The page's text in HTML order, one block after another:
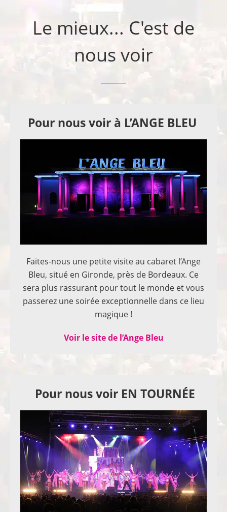
Le mieux... C'est de
nous voir
Pour nous voir à L’ANGE BLEU
Faites-nous une petite visite au cabaret l’Ange
Bleu, situé en Gironde, près de Bordeaux. Ce
sera plus rassurant pour tout le monde et vous
passerez une soirée exceptionnelle dans ce lieu
magique !
Voir le site de l’Ange Bleu
Pour nous voir EN TOURNÉE